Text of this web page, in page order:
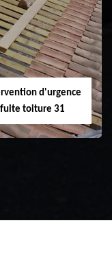
de
toiture 31
d'urgence
fuite toiture 31